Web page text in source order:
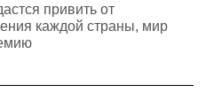
привить от
каждой страны, мир